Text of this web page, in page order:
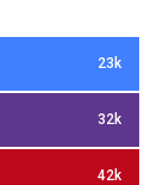
23k
32k
42k